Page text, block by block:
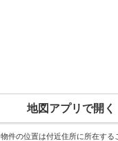
地図アプリで開く
件の位置は付近住所に所在する